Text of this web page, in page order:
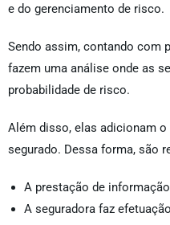
e do gerenciamento de risco.
Sendo assim, contando com
fazem uma análise onde as
probabilidade de risco.
Além disso, elas adicionam
segurado. Dessa forma, são
A prestação de
A seguradora faz